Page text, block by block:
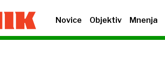
Novice Objektiv Mnenja